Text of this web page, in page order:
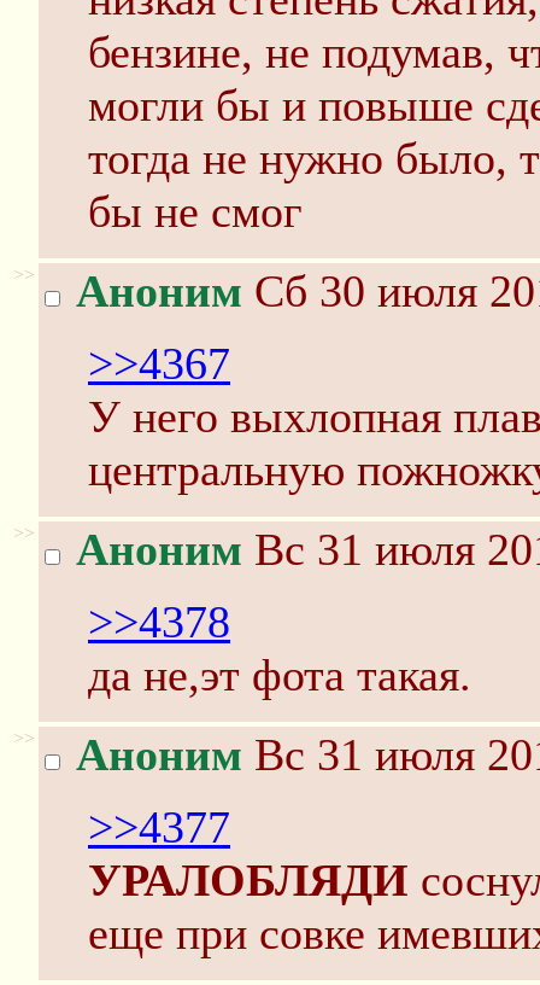
бензине, не подумав,
могли бы и повыше
тогда не нужно было,
бы не смог
>> Аноним Сб 30 июля
>>4367
У него выхлопная
центральную
>> Аноним Вс 31 июля
>>4378
да не,эт фота такая.
>> Аноним Вс 31 июля
>>4377
УРАЛОБЛЯДИ
еще при совке